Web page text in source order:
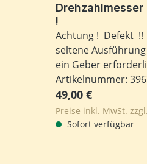
!
Achtung ! Defekt
seltene
ein Geber
Artikelnummer:
Regulärer Preis:
49,00 €
Preise inkl. MwSt.
Sofort verfügbar